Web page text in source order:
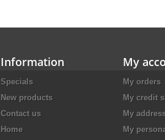
Information
Specials
New products
Contact us
Home
My
My orders
My credit
My
My